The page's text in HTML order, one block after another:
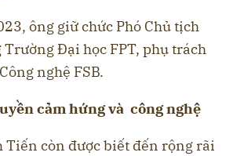
ông giữ chức Phó Chủ tịch
Đại học FPT, phụ trách
nghệ FSB.
cảm hứng và công nghệ
Tiến còn được biết đến rộng rãi